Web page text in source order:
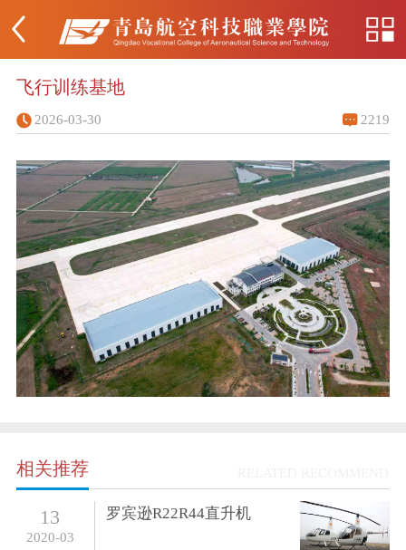
飞行训练基地
2026-03-30 2219
相关推荐
13
2020-03
罗宾逊R22R44直升机